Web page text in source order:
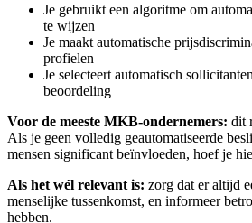
Je gebruikt een algoritme om
te wijzen
Je maakt automatische
profielen
Je selecteert automatisch
beoordeling
Voor de meeste MKB-ondernemers: dit
Als je geen volledig geautomatiseerde
mensen significant beïnvloeden, hoef je
Als het wél relevant is: zorg dat er altijd
menselijke tussenkomst, en informeer
hebben.